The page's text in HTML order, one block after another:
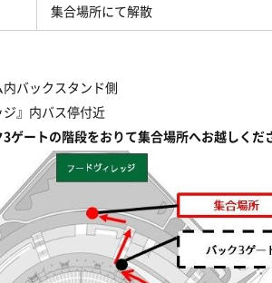
集合場所にて解散
バックスタンド側
ジ』内バス停付近
3ゲートの階段をおりて集合場所へお越しくだ